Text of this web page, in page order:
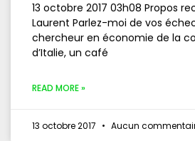
13 octobre 2017 03h08 Propos
Laurent Parlez-moi de vos
chercheur en économie de la
d’Italie, un café
READ MORE »
13 octobre 2017 Aucun